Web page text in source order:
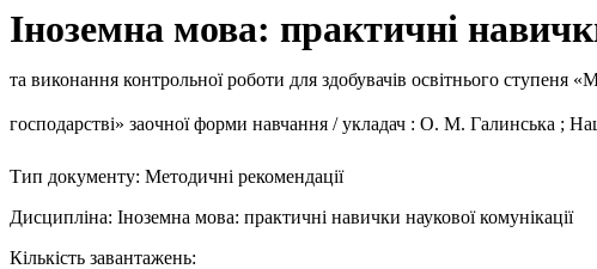
Іноземна мова: практичні
та виконання контрольної роботи для здобувачів освітнього ступеня
господарстві» заочної форми навчання / укладач : О. М. Галинська ;
Тип документу: Методичні рекомендації
Дисципліна: Іноземна мова: практичні навички наукової комунікації
Кількість завантажень: